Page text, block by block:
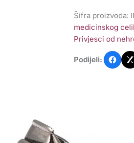
Šifra proizvoda:
medicinskog
Privjesci od
Podijeli: